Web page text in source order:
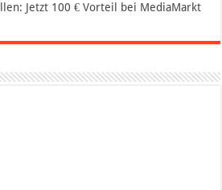
Jetzt 100 € Vorteil bei MediaMarkt